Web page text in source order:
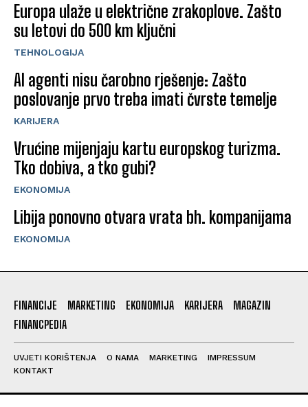
Europa ulaže u električne zrakoplove. Zašto
su letovi do 500 km ključni
TEHNOLOGIJA
AI agenti nisu čarobno rješenje: Zašto
poslovanje prvo treba imati čvrste temelje
KARIJERA
Vrućine mijenjaju kartu europskog turizma.
Tko dobiva, a tko gubi?
EKONOMIJA
Libija ponovno otvara vrata bh. kompanijama
EKONOMIJA
FINANCIJE MARKETING EKONOMIJA KARIJERA
MAGAZIN
FINANCPEDIA
UVJETI KORIŠTENJA O NAMA MARKETING
IMPRESSUM
KONTAKT